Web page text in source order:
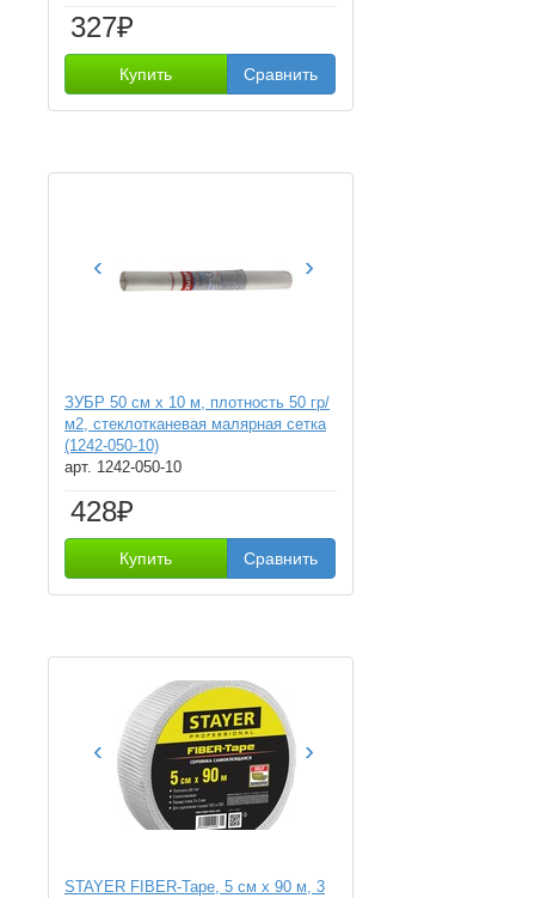
327₽
Купить Сравнить
‹ ›
ЗУБР 50 см х 10 м, плотность 50 гр/
м2, стеклотканевая малярная сетка
(1242-050-10)
арт. 1242-050-10
428₽
Купить Сравнить
‹ ›
STAYER FIBER-Tape, 5 см х 90 м, 3